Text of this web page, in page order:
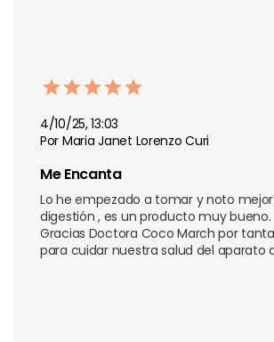
4/10/25, 13:03
Por Maria Janet Lorenzo Curi
Me Encanta
Lo he empezado a tomar y noto
digestión , es un producto muy bueno.
Gracias Doctora Coco March por
para cuidar nuestra salud del aparato